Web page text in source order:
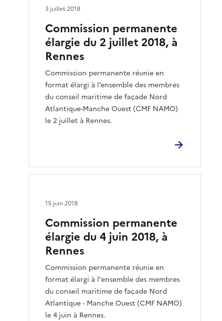
Commission permanente
élargie du 2 juillet 2018, à
Rennes
Commission permanente réunie en
format élargi à l’ensemble des membres
du conseil maritime de façade Nord
Atlantique-Manche Ouest (CMF NAMO)
le 2 juillet à Rennes.
3 juillet 2018
Commission permanente
élargie du 4 juin 2018, à
Rennes
Commission permanente réunie en
format élargi à l'ensemble des membres
du conseil maritime de façade Nord
Atlantique - Manche Ouest (CMF NAMO)
le 4 juin à Rennes.
15 juin 2018